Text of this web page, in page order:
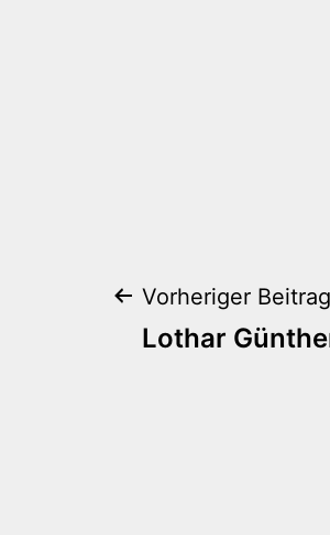
Vorheriger Beitrag
Lothar